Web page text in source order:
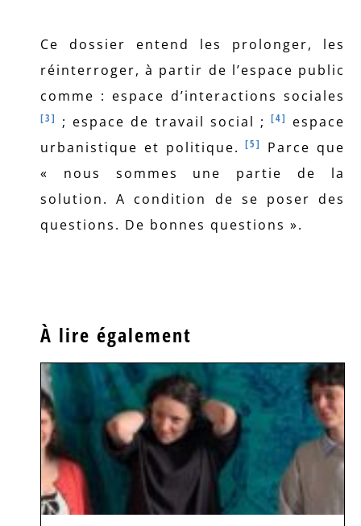
Ce dossier entend les prolonger, les
réinterroger, à partir de l’espace public
comme : espace d’interactions sociales
[3] ; espace de travail social ; [4]
espace
urbanistique et politique.[5]
Parce que
« nous sommes une partie de la
solution. A condition de se poser des
questions. De bonnes questions ».
À lire également